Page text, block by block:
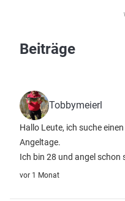
Beiträge
Tobbymeierl
Hallo Leute, ich suche
Angeltage.
Ich bin 28 und angel schon
vor 1 Monat